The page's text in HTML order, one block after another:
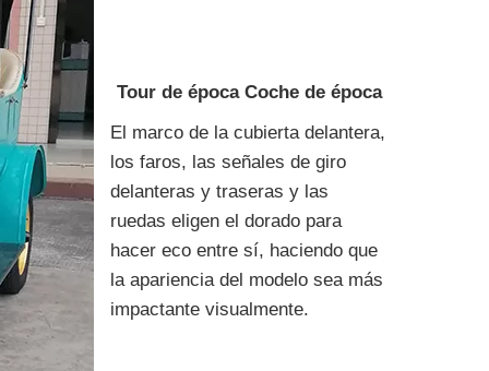
Tour de época Coche de época
El marco de la cubierta delantera,
los faros, las señales de giro
delanteras y traseras y las
ruedas eligen el dorado para
hacer eco entre sí, haciendo que
la apariencia del modelo sea más
impactante visualmente.